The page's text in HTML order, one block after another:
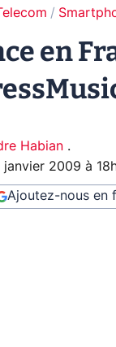
en
Habian .
janvier 2009 à
Ajoutez-nous en